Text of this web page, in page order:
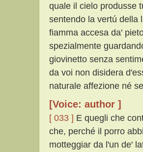
quale il cielo produsse
sentendo la vertú della
fiamma accesa da'
spezialmente
giovinetto senza
da voi non disidera
naturale affezione né
[Voice: author ]
[ 033 ] E quegli che
che, perché il porro
motteggiar da l'un de'